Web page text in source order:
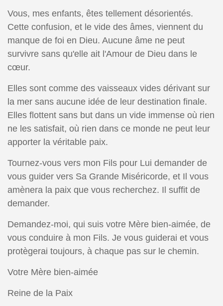
Vous, mes enfants, êtes tellement désorientés.
Cette confusion, et le vide des âmes, viennent du
manque de foi en Dieu. Aucune âme ne peut
survivre sans qu'elle ait l'Amour de Dieu dans le
cœur.
Elles sont comme des vaisseaux vides dérivant sur
la mer sans aucune idée de leur destination finale.
Elles flottent sans but dans un vide immense où rien
ne les satisfait, où rien dans ce monde ne peut leur
apporter la véritable paix.
Tournez-vous vers mon Fils pour Lui demander de
vous guider vers Sa Grande Miséricorde, et Il vous
amènera la paix que vous recherchez. Il suffit de
demander.
Demandez-moi, qui suis votre Mère bien-aimée, de
vous conduire à mon Fils. Je vous guiderai et vous
protègerai toujours, à chaque pas sur le chemin.
Votre Mère bien-aimée
Reine de la Paix